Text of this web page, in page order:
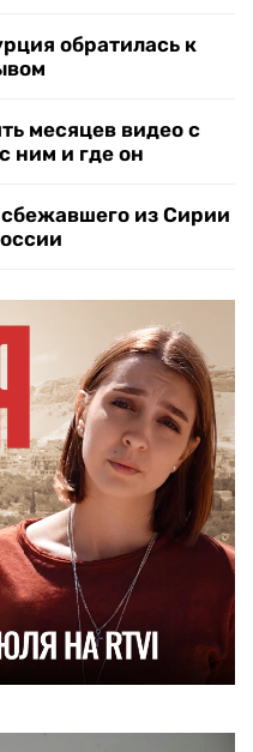
обратилась к
месяцев видео с
ним и где он
из Сирии